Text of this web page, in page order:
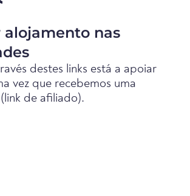
alojamento nas
destes links está a apoiar
vez que recebemos uma
de afiliado).